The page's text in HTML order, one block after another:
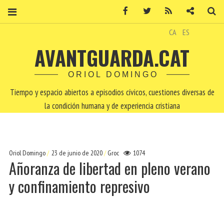
CA ES
AVANTGUARDA.CAT
ORIOL DOMINGO
Tiempo y espacio abiertos a episodios cívicos, cuestiones diversas de
la condición humana y de experiencia cristiana
Oriol Domingo 23 de junio de 2020 Groc 1074
Añoranza de libertad en pleno verano
y confinamiento represivo
Facebook Twitter Contacto